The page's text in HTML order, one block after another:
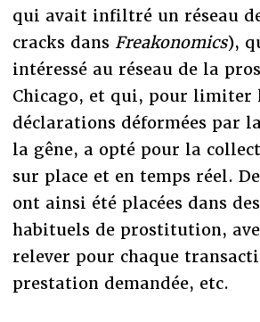
qui avait infiltré un réseau
cracks dans Freakonomics),
intéressé au réseau de la
Chicago, et qui, pour limiter
déclarations déformées par
la gêne, a opté pour la
sur place et en temps réel.
ont ainsi été placées dans
habituels de prostitution,
relever pour chaque
prestation demandée, etc.